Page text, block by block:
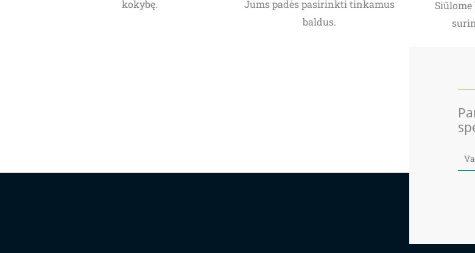
kokybę.
Jums padės pasirinkti tinkamus
baldus.